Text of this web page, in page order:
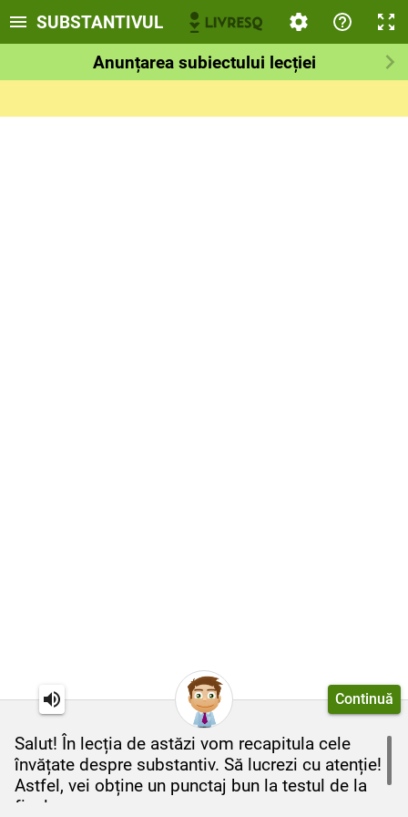
Salut! În lecția de astăzi vom recapitula cele
învățate despre substantiv. Să lucrezi cu atenție!
Astfel, vei obține un punctaj bun la testul de la
final.
Continuă
SUBSTANTIVUL
Anunțarea subiectului lecției